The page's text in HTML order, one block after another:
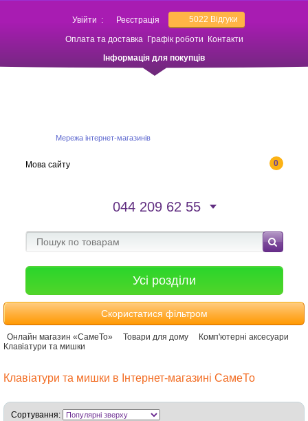
Увійти : Реєстрація 5022 Відгуки
Оплата та доставка Графік роботи
Контакти
Інформація для покупців
Мережа інтернет-магазинів
0
Мова сайту
044 209 62 55
Усі розділи
Скористатися фільтром
Онлайн магазин «СамеТо» Товари для дому
Комп'ютерні аксесуари
Клавіатури та мишки
Клавіатури та мишки в Інтернет-магазині СамеТо
Сортування: